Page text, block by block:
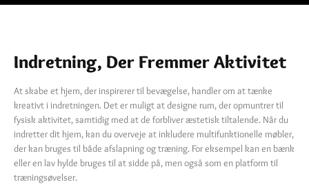
Indretning, Der Fremmer Aktivitet
At skabe et hjem, der inspirerer til bevægelse, handler om at tænke
kreativt i indretningen. Det er muligt at designe rum, der opmuntrer til
fysisk aktivitet, samtidig med at de forbliver æstetisk tiltalende. Når du
indretter dit hjem, kan du overveje at inkludere multifunktionelle møbler,
der kan bruges til både afslapning og træning. For eksempel kan en bænk
eller en lav hylde bruges til at sidde på, men også som en platform til
træningsøvelser.